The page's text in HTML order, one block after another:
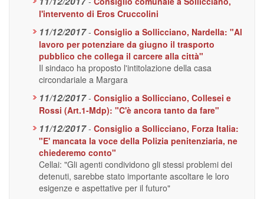
l'intervento di Eros Cruccolini
11/12/2017 - Consiglio a Sollicciano, Nardella: "Al
lavoro per potenziare da giugno il trasporto
pubblico che collega il carcere alla città"
Il sindaco ha proposto l'intitolazione della casa
circondariale a Margara
11/12/2017 - Consiglio a Sollicciano, Collesei e
Rossi (Art.1-Mdp): "C'è ancora tanto da fare"
11/12/2017 - Consiglio a Sollicciano, Forza Italia:
"E' mancata la voce della Polizia penitenziaria, ne
chiederemo conto"
Cellai: "Gli agenti condividono gli stessi problemi dei
detenuti, sarebbe stato importante ascoltare le loro
esigenze e aspettative per il futuro"